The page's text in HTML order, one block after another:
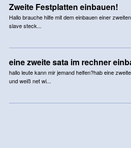
Zweite Festplatten einbauen!
Hallo brauche hilfe mit dem einbauen einer
slave steck...
eine zweite sata im rechner
hallo leute kann mir jemand helfen?hab eine
und weiß net wi...